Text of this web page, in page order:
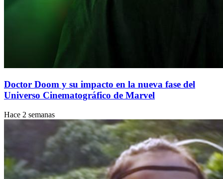
Doctor Doom y su impacto en la nueva fase del
Universo Cinematográfico de Marvel
Hace 2 semanas